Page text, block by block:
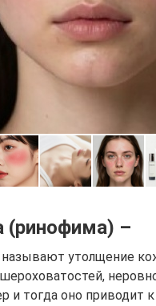
(ринофима) –
утолщение
и тогда оно приводит